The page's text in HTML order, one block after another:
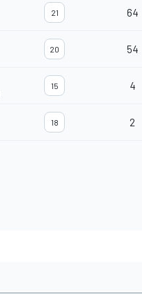
21 64
20 54
15 4
18 2